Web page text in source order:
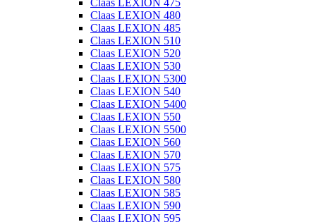
Claas LEXION 475
Claas LEXION 480
Claas LEXION 485
Claas LEXION 510
Claas LEXION 520
Claas LEXION 530
Claas LEXION 5300
Claas LEXION 540
Claas LEXION 5400
Claas LEXION 550
Claas LEXION 5500
Claas LEXION 560
Claas LEXION 570
Claas LEXION 575
Claas LEXION 580
Claas LEXION 585
Claas LEXION 590
Claas LEXION 595